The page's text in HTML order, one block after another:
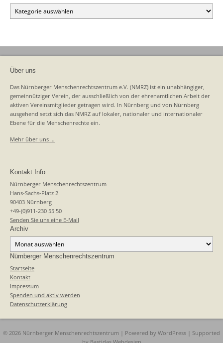
Kategorien
Über uns
Das Nürnberger Menschenrechtszentrum e.V. (NMRZ) ist ein unabhängiger,
gemeinnütziger Verein, der ausschließlich von der ehrenamtlichen Arbeit der
aktiven Vereinsmitglieder getragen wird. In Nürnberg und von Nürnberg
ausgehend setzt sich das NMRZ auf lokaler, nationaler und internationaler
Ebene für die Menschenrechte ein.
Mehr über uns …
Kontakt Info
Nürnberger Menschenrechtszentrum
Hans-Sachs-Platz 2
90403 Nürnberg
+49-(0)911-230 55 50
Senden Sie uns eine E-Mail
Archiv
Nürnberger Menschenrechtszentrum
Startseite
Kontakt
Impressum
Spenden und aktiv werden
Datenschutzerklärung
© 2026 Nürnberger Menschenrechtszentrum | Powered by WordPress | Supported